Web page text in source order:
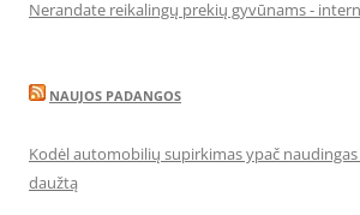
Nerandate reikalingų prekių gyvūnams -
NAUJOS PADANGOS
Kodėl automobilių supirkimas ypač
daužtą